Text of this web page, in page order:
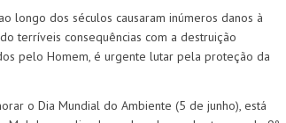
longo dos séculos causaram inúmeros danos à
terríveis consequências com a destruição
pelo Homem, é urgente lutar pela proteção da
o Dia Mundial do Ambiente (5 de junho), está